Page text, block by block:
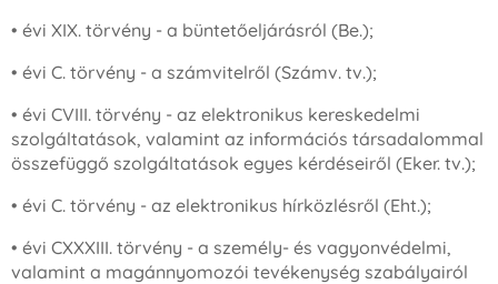
• évi XIX. törvény - a büntetőeljárásról (Be.);
• évi C. törvény - a számvitelről (Számv. tv.);
• évi CVIII. törvény - az elektronikus kereskedelmi
szolgáltatások, valamint az információs társadalommal
összefüggő szolgáltatások egyes kérdéseiről (Eker. tv.);
• évi C. törvény - az elektronikus hírközlésről (Eht.);
• évi CXXXIII. törvény - a személy- és vagyonvédelmi,
valamint a magánnyomozói tevékenység szabályairól